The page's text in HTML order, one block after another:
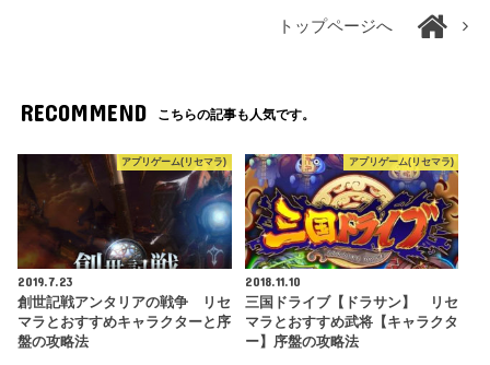
トップページへ
RECOMMEND こちらの記事も人気です。
アプリゲーム(リセマラ)
2019.7.23
創世記戦アンタリアの戦争 リセ
マラとおすすめキャラクターと序
盤の攻略法
アプリゲーム(リセマラ)
2018.11.10
三国ドライブ【ドラサン】 リセ
マラとおすすめ武将【キャラクタ
ー】序盤の攻略法